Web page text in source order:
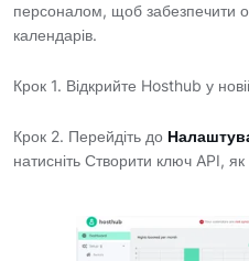
персоналом, щоб забезпечити
календарів.
Крок 1. Відкрийте Hosthub у
Крок 2. Перейдіть до
натисніть Створити ключ API, як